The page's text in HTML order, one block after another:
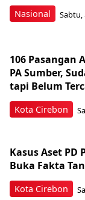
Nasional Sabtu,
Kota Cirebon
106 Pasangan
PA Sumber,
tapi Belum
Kota Cirebon
Kasus Aset PD
Buka Fakta